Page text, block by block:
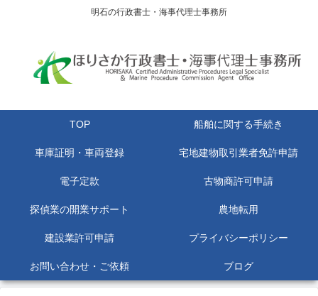
明石の行政書士・海事代理士事務所
TOP 船舶に関する手続き
車庫証明・車両登録 宅地建物取引業者免許申請
電子定款 古物商許可申請
探偵業の開業サポート 農地転用
建設業許可申請 プライバシーポリシー
お問い合わせ・ご依頼 ブログ